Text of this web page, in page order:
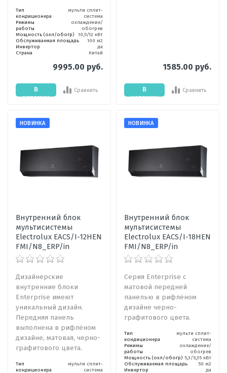
Тип
кондиционера
мульти сплит-
система
Режимы
работы
охлаждение/
обогрев
Мощность (охл/обогр)
10,5/12 кВт
Обслуживаемая площадь
100 м2
Инвертор
да
Страна
Китай
9995.00 руб.
В
корзину
Сравнить
1585.00 руб.
В
корзину
Сравнить
НОВИНКА
Внутренний блок
мультисистемы
Electrolux EACS/I-12HEN
FMI/N8_ERP/in
Дизайнерские
внутренние блоки
Enterprise имеют
уникальный дизайн.
Передняя панель
выполнена в рифлёном
дизайне, матовая, черно-
графитового цвета.
Тип
кондиционера
мульти сплит-
система
НОВИНКА
Внутренний блок
мультисистемы
Electrolux EACS/I-18HEN
FMI/N8_ERP/in
Серия Enterprise с
матовой передней
панелью в рифлёном
дизайне черно-
графитового цвета.
Тип
кондиционера
мульти сплит-
система
Режимы
работы
охлаждение/
обогрев
Мощность (охл/обогр) 5,3/5,35 кВт
Обслуживаемая площадь
50 м2
Инвертор
да